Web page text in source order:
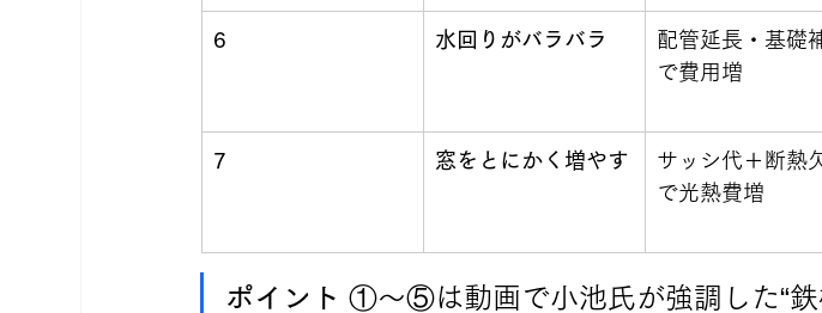
6 水回りがバラバラ
配管延長・基礎
で費用増
7 窓をとにかく増やす
サッシ代＋断熱
で光熱費増
ポイント ①〜⑤は動画で小池氏が強調した“鉄